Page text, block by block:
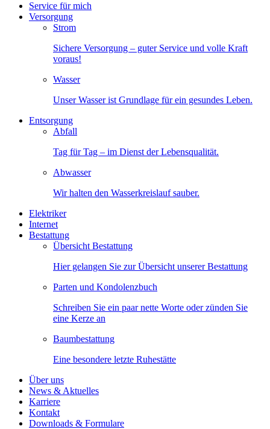
Service für mich
Versorgung
Strom
Sichere Versorgung – guter Service und volle Kraft
voraus!
Wasser
Unser Wasser ist Grundlage für ein gesundes Leben.
Entsorgung
Abfall
Tag für Tag – im Dienst der Lebensqualität.
Abwasser
Wir halten den Wasserkreislauf sauber.
Elektriker
Internet
Bestattung
Übersicht Bestattung
Hier gelangen Sie zur Übersicht unserer Bestattung
Parten und Kondolenzbuch
Schreiben Sie ein paar nette Worte oder zünden Sie
eine Kerze an
Baumbestattung
Eine besondere letzte Ruhestätte
Über uns
News & Aktuelles
Karriere
Kontakt
Downloads & Formulare